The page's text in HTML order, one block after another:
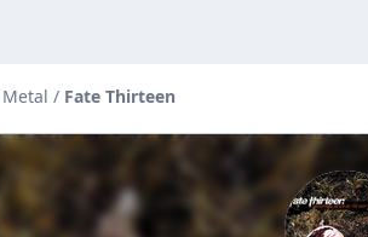
/ Fate Thirteen